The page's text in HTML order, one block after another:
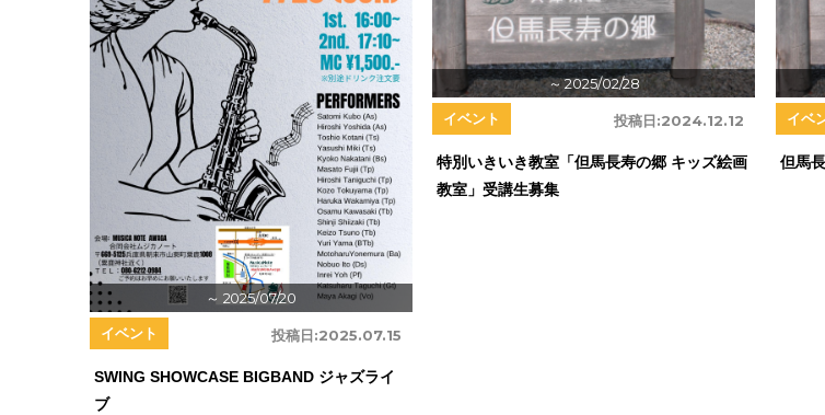
～ 2025/07/20
投稿日:2025.07.15
イベント
SWING SHOWCASE BIGBAND ジャズライ
ブ
～ 2025/02/28
投稿日:2024.12.12
イベント
特別いきいき教室「但馬長寿の郷 キッズ絵画
教室」受講生募集
イベ
但馬